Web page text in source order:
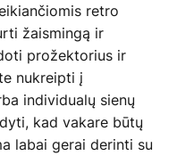
retro
žaismingą ir
prožektorius ir
nukreipti į
individualų sienų
kad vakare būtų
labai gerai derinti su